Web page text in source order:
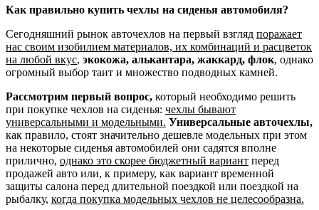
Как правильно купить чехлы на сиденья автомобиля?
Сегодняшний рынок авточехлов на первый взгляд поражает
нас своим изобилием материалов, их комбинаций и расцветок
на любой вкус, экокожа, алькантара, жаккард, флок, однако
огромный выбор таит и множество подводных камней.
Рассмотрим первый вопрос, который необходимо решить
при покупке чехлов на сиденья: чехлы бывают
универсальными и модельными. Универсальные авточехлы,
как правило, стоят значительно дешевле модельных при этом
на некоторые сиденья автомобилей они садятся вполне
прилично, однако это скорее бюджетный вариант перед
продажей авто или, к примеру, как вариант временной
защиты салона перед длительной поездкой или поездкой на
рыбалку, когда покупка модельных чехлов не целесообразна.